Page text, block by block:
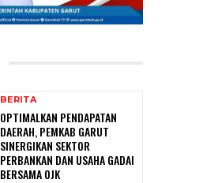
BERITA
OPTIMALKAN PENDAPATAN
DAERAH, PEMKAB GARUT
SINERGIKAN SEKTOR
PERBANKAN DAN USAHA GADAI
BERSAMA OJK